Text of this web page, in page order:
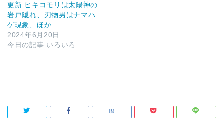
更新 ヒキコモリは太陽神の
岩戸隠れ、刃物男はナマハ
ゲ現象、ほか
2024年6月20日
今日の記事 いろいろ